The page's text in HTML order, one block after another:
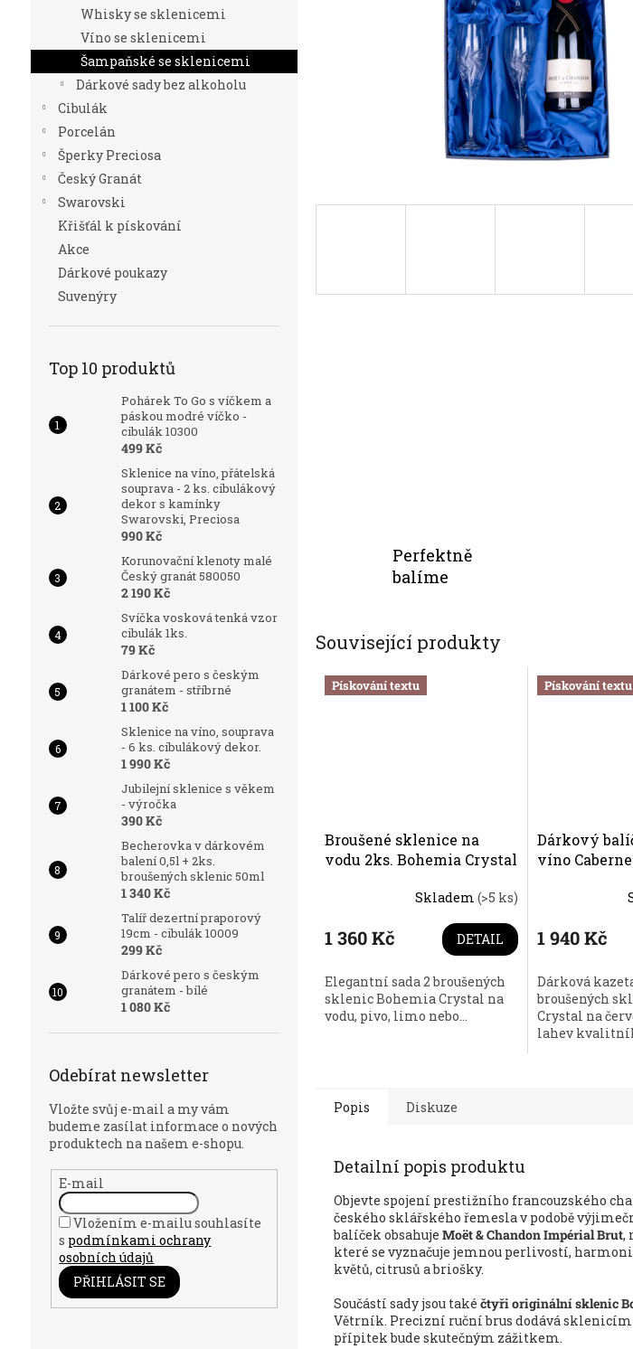
l
Whisky se sklenicemi
Víno se sklenicemi
Šampaňské se sklenicemi
Dárkové sady bez alkoholu
Cibulák
Porcelán
Šperky Preciosa
Český Granát
Swarovski
Křišťál k pískování
Akce
Dárkové poukazy
Suvenýry
Top 10 produktů
Pohárek To Go s víčkem a
páskou modré víčko -
cibulák 10300
499 Kč
Sklenice na víno, přátelská
souprava - 2 ks. cibulákový
dekor s kamínky
Swarovski, Preciosa
990 Kč
Korunovační klenoty malé
Český granát 580050
2 190 Kč
Svíčka vosková tenká vzor
cibulák 1ks.
79 Kč
Dárkové pero s českým
granátem - stříbrné
1 100 Kč
Sklenice na víno, souprava
- 6 ks. cibulákový dekor.
1 990 Kč
Jubilejní sklenice s věkem
- výročka
390 Kč
Becherovka v dárkovém
balení 0,5l + 2ks.
broušených sklenic 50ml
1 340 Kč
Talíř dezertní praporový
19cm - cibulák 10009
299 Kč
Dárkové pero s českým
granátem - bílé
1 080 Kč
Odebírat newsletter
Vložte svůj e-mail a my vám
budeme zasílat informace o nových
produktech na našem e-shopu.
E-mail
Vložením e-mailu souhlasíte
s podmínkami ochrany
osobních údajů
PŘIHLÁSIT SE
Perfektně
balíme
Související produkty
Pískování textu
Broušené sklenice na
vodu 2ks. Bohemia Crystal
Skladem(>5 ks)
1 360 Kč DETAIL
Elegantní sada 2 broušených
sklenic Bohemia Crystal na
vodu, pivo, limo nebo...
Pískování textu
Dárkový
víno
310ml brus
1 940 Kč
Dárková
broušených
Crystal na
lahev
Popis Diskuze
Detailní popis produktu
Objevte spojení prestižního francouzského
českého sklářského řemesla v podobě
balíček obsahuje Moët & Chandon Impérial Brut,
které se vyznačuje jemnou perlivostí,
květů, citrusů a briošky.
Součástí sady jsou také čtyřioriginální sklenic
Větrník. Precizní ruční brus dodává sklenicím
přípitek bude skutečným zážitkem.